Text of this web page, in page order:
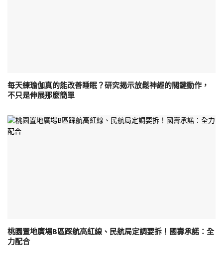
每天練瑜伽真的能改善睡眠？研究揭示放鬆神經的關鍵動作，
不只是伸展那麼簡單
桃園置地廣場B區踩航高紅線、民航局定調要拆！國壽承諾：全
力配合